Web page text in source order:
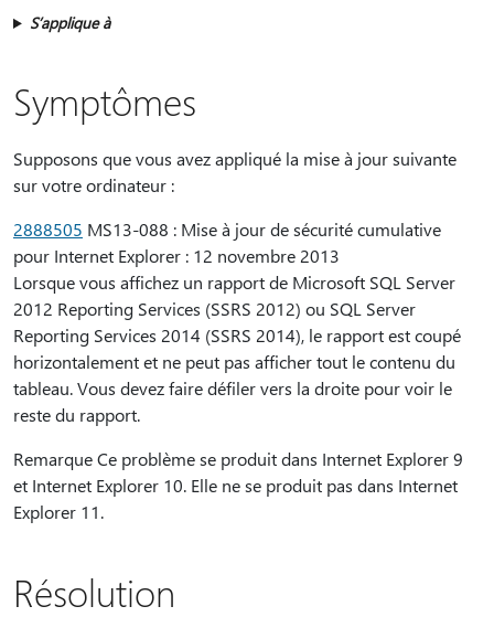
S’applique à
Symptômes
Supposons que vous avez appliqué la mise à jour suivante
sur votre ordinateur :
2888505 MS13-088 : Mise à jour de sécurité cumulative
pour Internet Explorer : 12 novembre 2013
Lorsque vous affichez un rapport de Microsoft SQL Server
2012 Reporting Services (SSRS 2012) ou SQL Server
Reporting Services 2014 (SSRS 2014), le rapport est coupé
horizontalement et ne peut pas afficher tout le contenu du
tableau. Vous devez faire défiler vers la droite pour voir le
reste du rapport.
Remarque Ce problème se produit dans Internet Explorer 9
et Internet Explorer 10. Elle ne se produit pas dans Internet
Explorer 11.
Résolution